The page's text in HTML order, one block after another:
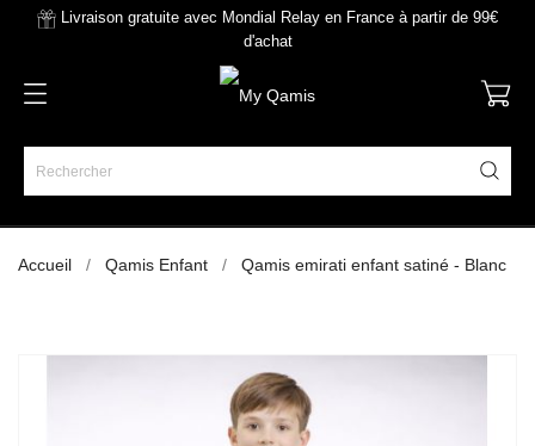
Livraison gratuite avec Mondial Relay en France à partir de 99€
d'achat
Accueil Qamis Enfant Qamis emirati enfant satiné - Blanc